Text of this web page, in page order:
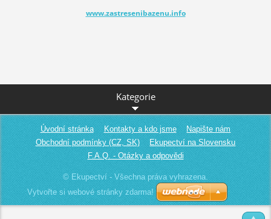
www.zastresenibazenu.info
Kategorie
Úvodní stránka Kontakty a kdo jsme
Napište nám
Obchodní podmínky (CZ, SK)
Ekupectví na Slovensku
F.A.Q. - Otázky a odpovědi
© Ekupectví - Všechna práva vyhrazena.
Vytvořte si webové stránky zdarma!